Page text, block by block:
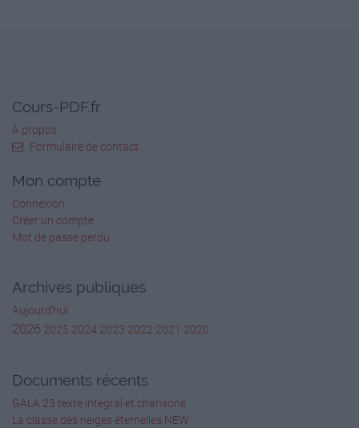
1971
Le traître
https://multiup.org/download/
2016
L'élu
https://multiup.org/download/
Les hommes libres
https://multiup.org/download/
Cours-PDF.fr
À propos
Formulaire de contact
Mon compte
Connexion
Créer un compte
Mot de passe perdu
Archives publiques
Aujourd'hui
2026 2025 2024 2023 2022 2021 2020
Documents récents
GALA 23 texte intégral et chansons
La classe des neiges éternelles NEW